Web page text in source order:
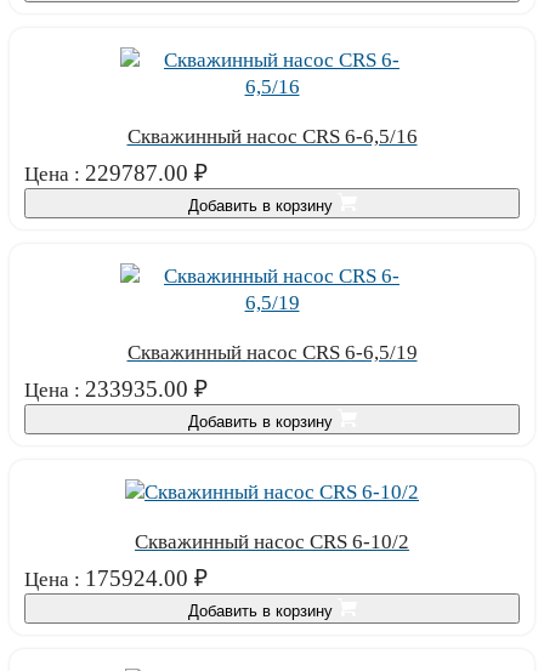
Скважинный насос CRS 6-6,5/16
Цена : 229787.00 ₽
Добавить в корзину
Скважинный насос CRS 6-6,5/19
Цена : 233935.00 ₽
Добавить в корзину
Скважинный насос CRS 6-10/2
Цена : 175924.00 ₽
Добавить в корзину